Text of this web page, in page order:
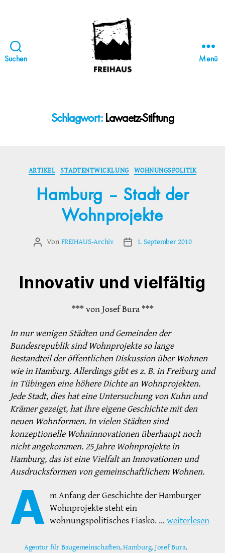
Suchen
STATTBAU
HAMBURG
Menü
Schlagwort: Lawaetz-Stiftung
Kategorien
ARTIKEL STADTENTWICKLUNG WOHNUNGSPOLITIK
Hamburg – Stadt der
Wohnprojekte
Beitragsautor
Von FREIHAUS-Archiv Veröffentlichungsdatum
1. September 2010
Innovativ und vielfältig
*** von Josef Bura ***
In nur wenigen Städten und Gemeinden der
Bundesrepublik sind Wohnprojekte so lange
Bestandteil der öffentlichen Diskussion über Wohnen
wie in Hamburg. Allerdings gibt es z. B. in Freiburg und
in Tübingen eine höhere Dichte an Wohnprojekten.
Jede Stadt, dies hat eine Untersuchung von Kuhn und
Krämer gezeigt, hat ihre eigene Geschichte mit den
neuen Wohnformen. In vielen Städten sind
konzeptionelle Wohninnovationen überhaupt noch
nicht angekommen. 25 Jahre Wohnprojekte in
Hamburg, das ist eine Vielfalt an Innovationen und
Ausdrucksformen von gemeinschaftlichem Wohnen.
A m Anfang der Geschichte der Hamburger
Wohnprojekte steht ein
wohnungspolitisches Fiasko. …weiterlesen
Agentur für Baugemeinschaften,Hamburg, Josef Bura,